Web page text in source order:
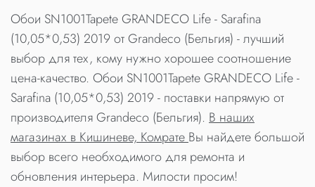
Обои SN1001Tapete GRANDECO Life - Sarafina
(10,05*0,53) 2019 от Grandeco (Бельгия) - лучший
выбор для тех, кому нужно хорошее соотношение
цена-качество. Обои SN1001Tapete GRANDECO Life -
Sarafina (10,05*0,53) 2019 - поставки напрямую от
производителя Grandeco (Бельгия). В наших
магазинах в Кишиневе, КомратеВы найдете большой
выбор всего необходимого для ремонта и
обновления интерьера. Милости просим!